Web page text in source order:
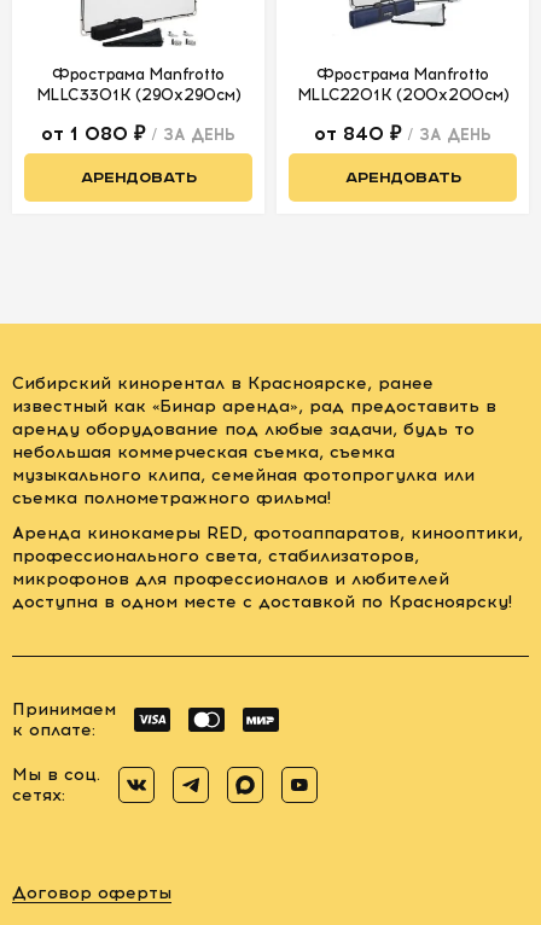
Фрострама Manfrotto
MLLC3301K (290х290см)
от 1 080 ₽ / ЗА ДЕНЬ
АРЕНДОВАТЬ
Фрострама Manfrotto
MLLC2201K (200х200см)
от 840 ₽ / ЗА ДЕНЬ
АРЕНДОВАТЬ
Сибирский кинорентал в Красноярске, ранее
известный как «Бинар аренда», рад предоставить в
аренду оборудование под любые задачи, будь то
небольшая коммерческая съемка, съемка
музыкального клипа, семейная фотопрогулка или
съемка полнометражного фильма!
Аренда кинокамеры RED, фотоаппаратов, кинооптики,
профессионального света, стабилизаторов,
микрофонов для профессионалов и любителей
доступна в одном месте с доставкой по Красноярску!
Принимаем
к оплате:
Мы в соц.
сетях:
Договор оферты